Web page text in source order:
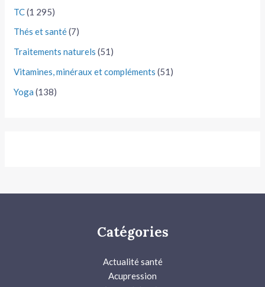
TC(1 295)
Thés et santé(7)
Traitements naturels (51)
Vitamines, minéraux et compléments (51)
Yoga (138)
Catégories
Actualité santé
Acupression